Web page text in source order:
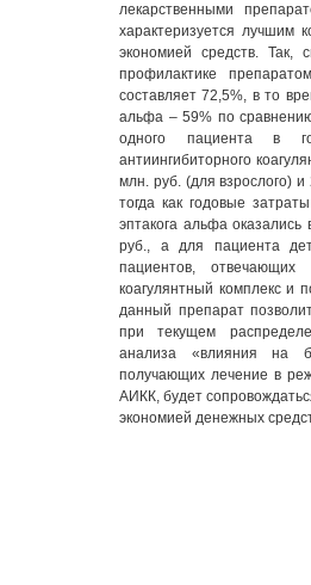
лекарственными
характеризуется лучшим
экономией средств. Так,
профилактике
составляет 72,5%, в то
альфа – 59% по
одного пациента в
антиингибиторного
млн. руб. (для взрослого)
тогда как годовые
эптакога альфа
руб., а для пациента
пациентов,
коагулянтный комплекс и
данный препарат
при текущем
анализа «влияния на
получающих лечение в
АИКК, будет
экономией денежных